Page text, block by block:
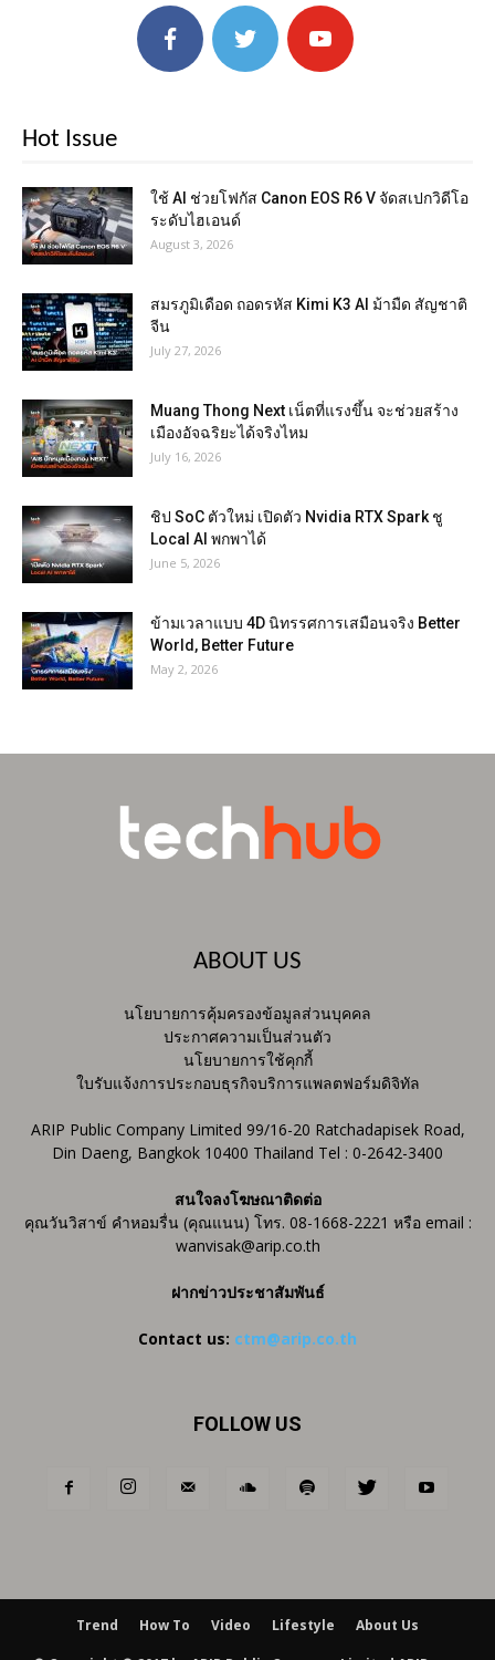
Hot Issue
ใช้ AI ช่วยโฟกัส Canon EOS R6 V จัดสเปกวิดีโอ
ระดับไฮเอนด์
August 3, 2026
สมรภูมิเดือด ถอดรหัส Kimi K3 AI ม้ามืด สัญชาติ
จีน
July 27, 2026
Muang Thong Next เน็ตที่แรงขึ้น จะช่วยสร้าง
เมืองอัจฉริยะได้จริงไหม
July 16, 2026
ชิป SoC ตัวใหม่ เปิดตัว Nvidia RTX Spark ชู
Local AI พกพาได้
June 5, 2026
ข้ามเวลาแบบ 4D นิทรรศการเสมือนจริง Better
World, Better Future
May 2, 2026
ABOUT US
นโยบายการคุ้มครองข้อมูลส่วนบุคคล
ประกาศความเป็นส่วนตัว
นโยบายการใช้คุกกี้
ใบรับแจ้งการประกอบธุรกิจบริการแพลตฟอร์มดิจิทัล
ARIP Public Company Limited 99/16-20 Ratchadapisek Road,
Din Daeng, Bangkok 10400 Thailand Tel : 0-2642-3400
สนใจลงโฆษณาติดต่อ
คุณวันวิสาข์ คำหอมรื่น (คุณแนน) โทร. 08-1668-2221 หรือ email :
wanvisak@arip.co.th
ฝากข่าวประชาสัมพันธ์
Contact us: ctm@arip.co.th
FOLLOW US
Trend How To Video Lifestyle About Us